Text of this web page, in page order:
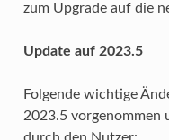
zum Upgrade auf die
Update auf 2023.5
Folgende wichtige
2023.5 vorgenommen